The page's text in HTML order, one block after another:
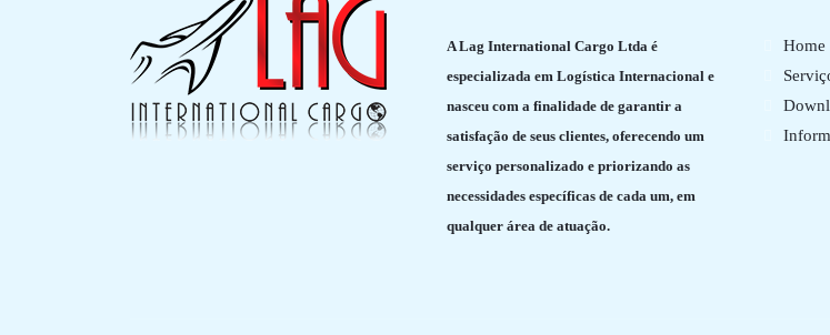
A Lag International Cargo Ltda é
especializada em Logística Internacional e
nasceu com a finalidade de garantir a
satisfação de seus clientes, oferecendo um
serviço personalizado e priorizando as
necessidades específicas de cada um, em
qualquer área de atuação.
Home